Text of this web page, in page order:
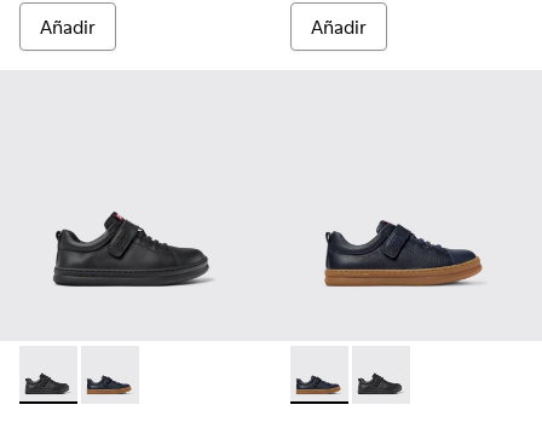
Añadir Añadir
Runner - K800319-001 - Zapatillas negras de piel y textil
Runner - K800319-006 - Zapatillas azules de piel y
Runner - K800319-006 -
Runner - K800319-